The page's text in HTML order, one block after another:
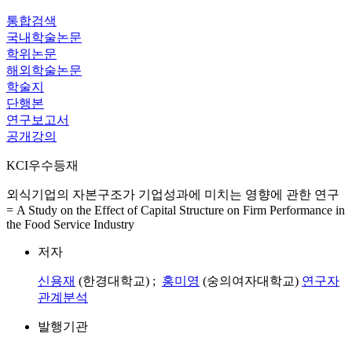
통합검색
국내학술논문
학위논문
해외학술논문
학술지
단행본
연구보고서
공개강의
KCI우수등재
외식기업의 자본구조가 기업성과에 미치는 영향에 관한 연구
= A Study on the Effect of Capital Structure on Firm Performance in
the Food Service Industry
저자
신용재 (한경대학교) ; 홍미영 (숭의여자대학교) 연구자
관계분석
발행기관